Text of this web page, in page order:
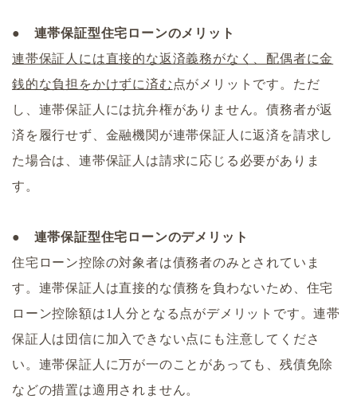
● 連帯保証型住宅ローンのメリット
連帯保証人には直接的な返済義務がなく、配偶者に金
銭的な負担をかけずに済む 点がメリットです。ただ
し、連帯保証人には抗弁権がありません。債務者が返
済を履行せず、金融機関が連帯保証人に返済を請求し
た場合は、連帯保証人は請求に応じる必要がありま
す。
● 連帯保証型住宅ローンのデメリット
住宅ローン控除の対象者は債務者のみとされていま
す。連帯保証人は直接的な債務を負わないため、住宅
ローン控除額は1人分となる点がデメリットです。連帯
保証人は団信に加入できない点にも注意してくださ
い。連帯保証人に万が一のことがあっても、残債免除
などの措置は適用されません。